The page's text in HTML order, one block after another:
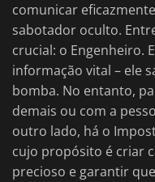
comunicar
sabotador oculto.
crucial: o Engenheiro.
informação vital – ele
bomba. No entanto,
demais ou com a
outro lado, há o
cujo propósito é criar
precioso e garantir